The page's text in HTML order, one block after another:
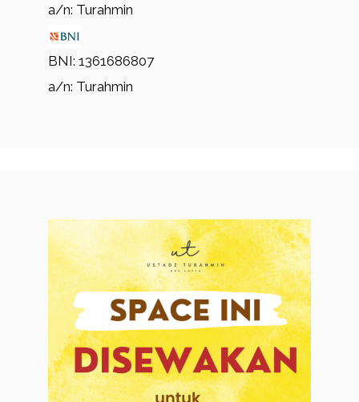
a/n: Turahmin
BNI: 1361686807
a/n: Turahmin